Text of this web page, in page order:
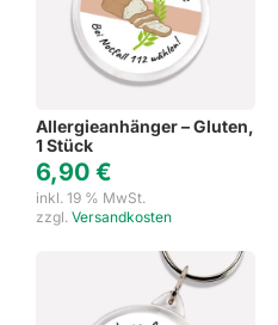
Allergieanhänger – Gluten,
1 Stück
6,90 €
inkl. 19 % MwSt.
zzgl. Versandkosten